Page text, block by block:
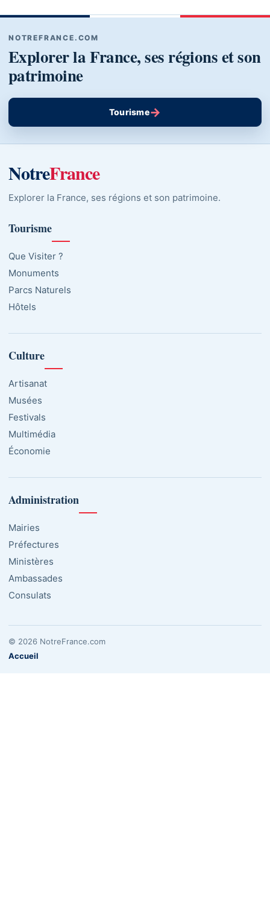
NOTREFRANCE.COM
Explorer la France, ses régions et son
patrimoine
Tourisme→
NotreFrance
Explorer la France, ses régions et son patrimoine.
Tourisme
Que Visiter ?
Monuments
Parcs Naturels
Hôtels
Culture
Artisanat
Musées
Festivals
Multimédia
Économie
Administration
Mairies
Préfectures
Ministères
Ambassades
Consulats
© 2026 NotreFrance.com
Accueil